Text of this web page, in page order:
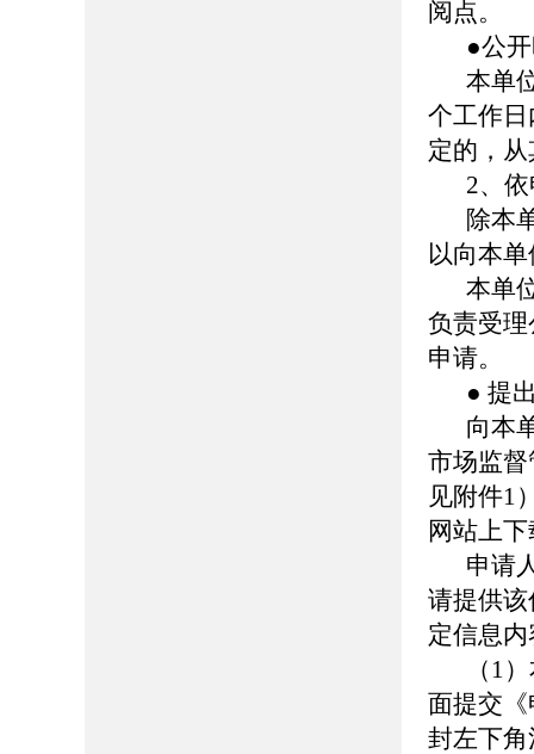
阅点。
●公
本单
个工作
定的，
2、
除本
以向本
本单
负责受
申请。
● 提
向本
市场监
见附件1
网站上
申请
请提供
定信息
（1
面提交
封左下